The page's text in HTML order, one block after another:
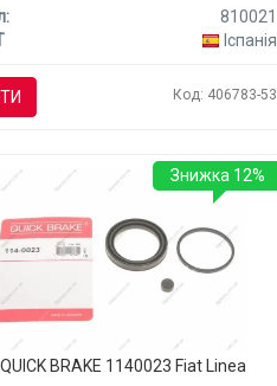
810021
Іспанія
Код: 406783-53
BRAKE 1140023 Fiat Linea
Знижка 12%